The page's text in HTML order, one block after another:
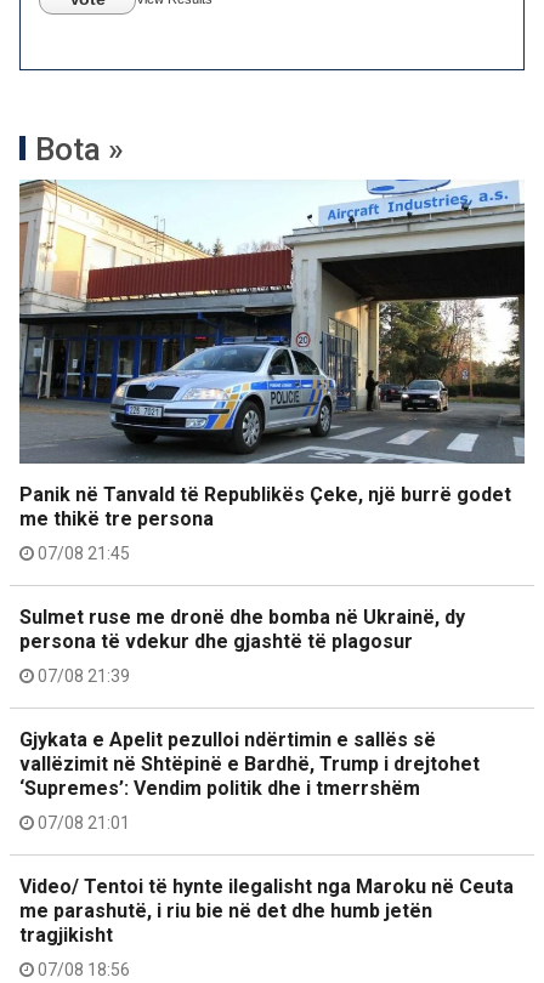
Bota »
Panik në Tanvald të Republikës Çeke, një burrë godet
me thikë tre persona
07/08 21:45
Sulmet ruse me dronë dhe bomba në Ukrainë, dy
persona të vdekur dhe gjashtë të plagosur
07/08 21:39
Gjykata e Apelit pezulloi ndërtimin e sallës së
vallëzimit në Shtëpinë e Bardhë, Trump i drejtohet
‘Supremes’: Vendim politik dhe i tmerrshëm
07/08 21:01
Video/ Tentoi të hynte ilegalisht nga Maroku në Ceuta
me parashutë, i riu bie në det dhe humb jetën
tragjikisht
07/08 18:56